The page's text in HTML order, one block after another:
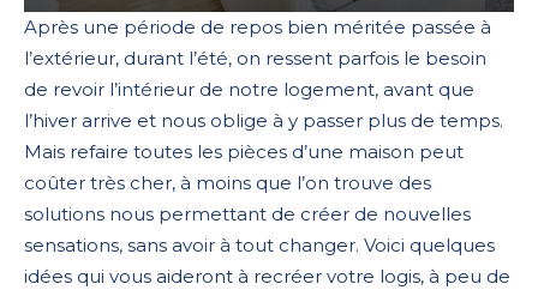
Après une période de repos bien méritée passée à
l’extérieur, durant l’été, on ressent parfois le besoin
de revoir l’intérieur de notre logement, avant que
l’hiver arrive et nous oblige à y passer plus de temps.
Mais refaire toutes les pièces d’une maison peut
coûter très cher, à moins que l’on trouve des
solutions nous permettant de créer de nouvelles
sensations, sans avoir à tout changer. Voici quelques
idées qui vous aideront à recréer votre logis, à peu de